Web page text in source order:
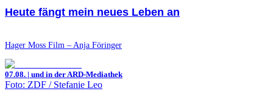
Heute fängt mein neues Leben an
Hager Moss Film – Anja Föringer
07.08. | und in der ARD-Mediathek
Foto: ZDF / Stefanie Leo